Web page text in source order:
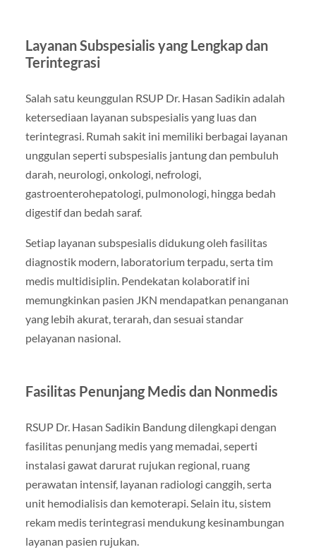
Layanan Subspesialis yang Lengkap dan
Terintegrasi
Salah satu keunggulan RSUP Dr. Hasan Sadikin adalah
ketersediaan layanan subspesialis yang luas dan
terintegrasi. Rumah sakit ini memiliki berbagai layanan
unggulan seperti subspesialis jantung dan pembuluh
darah, neurologi, onkologi, nefrologi,
gastroenterohepatologi, pulmonologi, hingga bedah
digestif dan bedah saraf.
Setiap layanan subspesialis didukung oleh fasilitas
diagnostik modern, laboratorium terpadu, serta tim
medis multidisiplin. Pendekatan kolaboratif ini
memungkinkan pasien JKN mendapatkan penanganan
yang lebih akurat, terarah, dan sesuai standar
pelayanan nasional.
Fasilitas Penunjang Medis dan Nonmedis
RSUP Dr. Hasan Sadikin Bandung dilengkapi dengan
fasilitas penunjang medis yang memadai, seperti
instalasi gawat darurat rujukan regional, ruang
perawatan intensif, layanan radiologi canggih, serta
unit hemodialisis dan kemoterapi. Selain itu, sistem
rekam medis terintegrasi mendukung kesinambungan
layanan pasien rujukan.